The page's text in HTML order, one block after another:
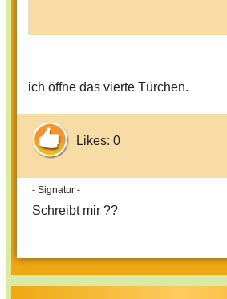
ich öffne das vierte Türchen.
Likes: 0
- Signatur -
Schreibt mir ??